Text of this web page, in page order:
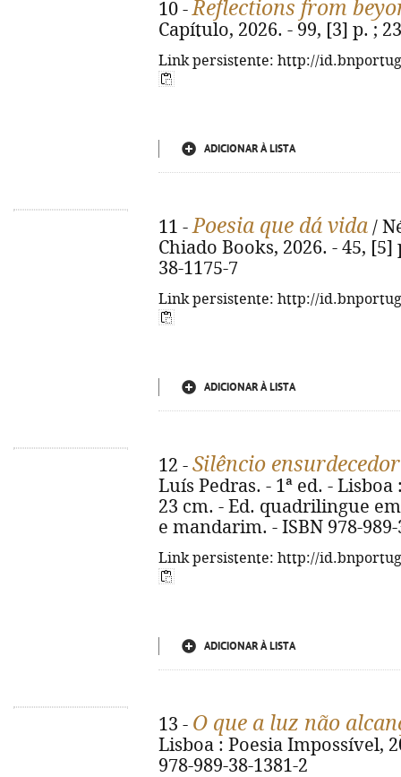
10 -Reflections from
Capítulo, 2026. - 99, [3] p. ;
Link persistente: http://
ADICIONAR À LISTA
11 -Poesia que dá vida /
Chiado Books, 2026. - 45, [5]
38-1175-7
Link persistente: http://
ADICIONAR À LISTA
12 - Silêncio ensurdecedor
Luís Pedras. - 1ª ed. -
23 cm. - Ed. quadrilingue
e mandarim. - ISBN 978-989-
Link persistente: http://
ADICIONAR À LISTA
13 - O que a luz não
Lisboa : Poesia Impossível,
978-989-38-1381-2